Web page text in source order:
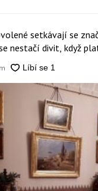
setkávají se
nestačí divit, když